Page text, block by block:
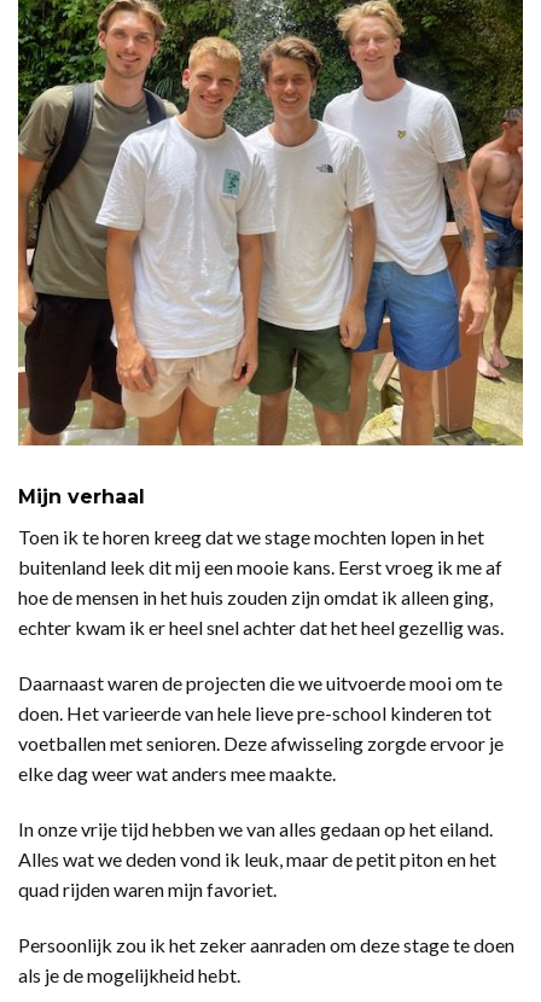
Mijn verhaal
Toen ik te horen kreeg dat we stage mochten lopen in het
buitenland leek dit mij een mooie kans. Eerst vroeg ik me af
hoe de mensen in het huis zouden zijn omdat ik alleen ging,
echter kwam ik er heel snel achter dat het heel gezellig was.
Daarnaast waren de projecten die we uitvoerde mooi om te
doen. Het varieerde van hele lieve pre-school kinderen tot
voetballen met senioren. Deze afwisseling zorgde ervoor je
elke dag weer wat anders mee maakte.
In onze vrije tijd hebben we van alles gedaan op het eiland.
Alles wat we deden vond ik leuk, maar de petit piton en het
quad rijden waren mijn favoriet.
Persoonlijk zou ik het zeker aanraden om deze stage te doen
als je de mogelijkheid hebt.